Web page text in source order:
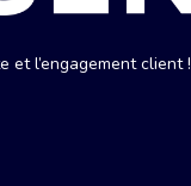
et l’engagement client !